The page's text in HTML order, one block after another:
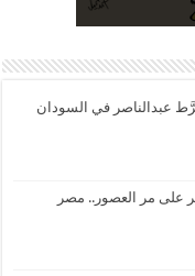
عبدالناصر في السودان
على مر العصور.. مصر